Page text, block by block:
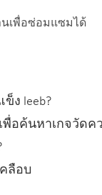
เพื่อซ่อมแซมได้
ง leeb?
พื่อค้นหาเกจวัด
ลือบ